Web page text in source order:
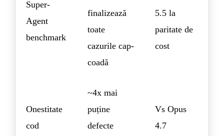
Super-
Agent
benchmark
finalizează
toate
cazurile cap-
coadă
5.5 la
paritate de
cost
Onestitate
cod
~4x mai
puține
defecte
Vs Opus
4.7